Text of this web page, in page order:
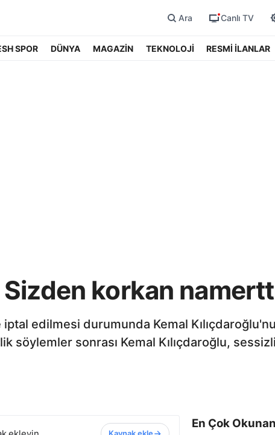
Ara Canlı TV
SPOR DÜNYA MAGAZİN TEKNOLOJİ RESMİ İLANLAR
Sizden korkan
edilmesi durumunda Kemal
söylemler sonrası Kemal Kılıçdaroğlu,
En Çok